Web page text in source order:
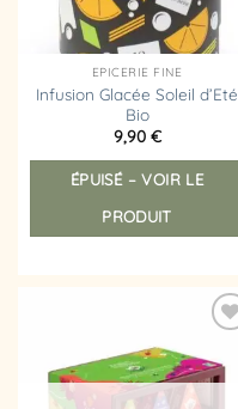
EPICERIE FINE
Infusion Glacée Soleil d’Eté
Bio
9,90 €
ÉPUISÉ – VOIR LE
PRODUIT
à la
liste
d’envies